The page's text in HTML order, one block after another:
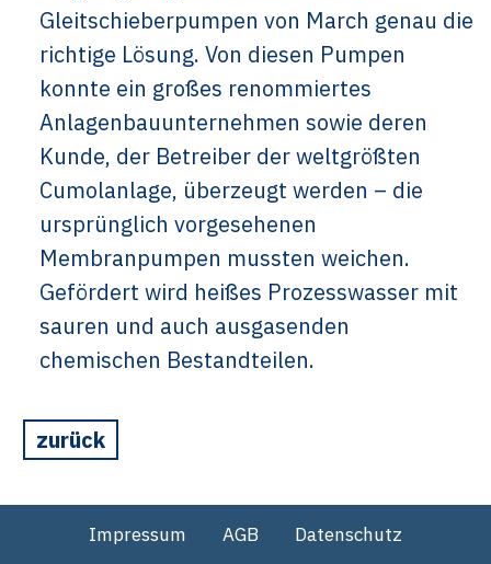
Gleitschieberpumpen von March genau die
richtige Lösung. Von diesen Pumpen
konnte ein großes renommiertes
Anlagenbauunternehmen sowie deren
Kunde, der Betreiber der weltgrößten
Cumolanlage, überzeugt werden – die
ursprünglich vorgesehenen
Membranpumpen mussten weichen.
Gefördert wird heißes Prozesswasser mit
sauren und auch ausgasenden
chemischen Bestandteilen.
zurück
Impressum AGB Datenschutz